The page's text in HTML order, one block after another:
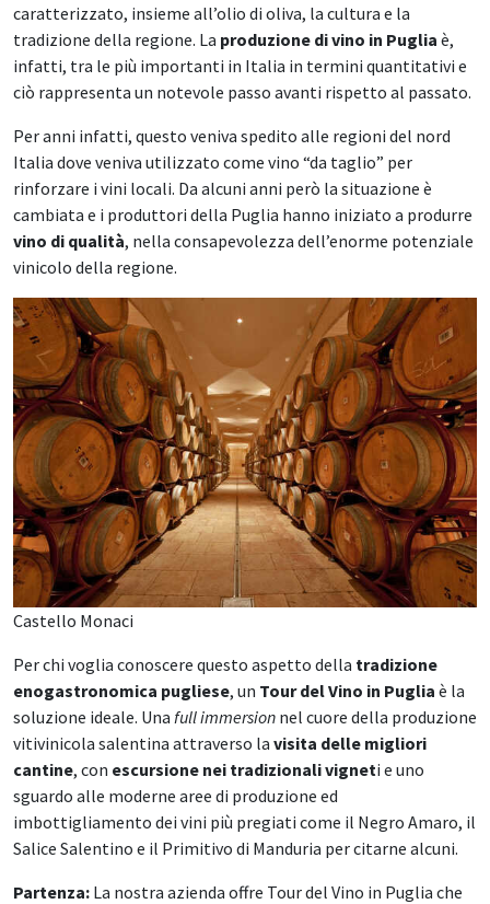
caratterizzato, insieme all’olio di oliva, la cultura e la
tradizione della regione. La produzione di vino in Puglia è,
infatti, tra le più importanti in Italia in termini quantitativi e
ciò rappresenta un notevole passo avanti rispetto al passato.
Per anni infatti, questo veniva spedito alle regioni del nord
Italia dove veniva utilizzato come vino “da taglio” per
rinforzare i vini locali. Da alcuni anni però la situazione è
cambiata e i produttori della Puglia hanno iniziato a produrre
vino di qualità, nella consapevolezza dell’enorme potenziale
vinicolo della regione.
Castello Monaci
Per chi voglia conoscere questo aspetto della tradizione
enogastronomica pugliese, un Tour del Vino in Puglia è la
soluzione ideale. Una full immersion nel cuore della produzione
vitivinicola salentina attraverso la visita delle migliori
cantine, con escursione nei tradizionali vigneti e uno
sguardo alle moderne aree di produzione ed
imbottigliamento dei vini più pregiati come il Negro Amaro, il
Salice Salentino e il Primitivo di Manduria per citarne alcuni.
Partenza: La nostra azienda offre Tour del Vino in Puglia che